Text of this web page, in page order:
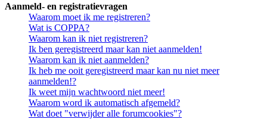
Aanmeld- en registratievragen
Waarom moet ik me registreren?
Wat is COPPA?
Waarom kan ik niet registreren?
Ik ben geregistreerd maar kan niet aanmelden!
Waarom kan ik niet aanmelden?
Ik heb me ooit geregistreerd maar kan nu niet meer
aanmelden!?
Ik weet mijn wachtwoord niet meer!
Waarom word ik automatisch afgemeld?
Wat doet "verwijder alle forumcookies"?